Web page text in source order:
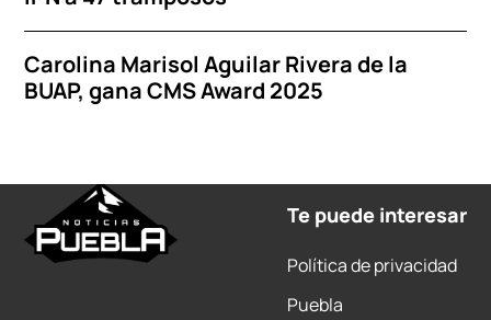
Carolina Marisol Aguilar Rivera de la
BUAP, gana CMS Award 2025
Te puede interesar
Política de privacidad
Puebla